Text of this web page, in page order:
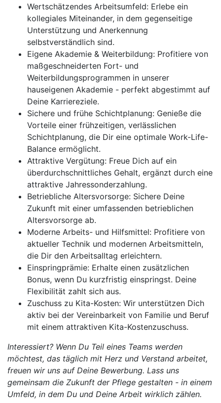
Wertschätzendes Arbeitsumfeld: Erlebe ein
kollegiales Miteinander, in dem gegenseitige
Unterstützung und Anerkennung
selbstverständlich sind.
Eigene Akademie & Weiterbildung: Profitiere von
maßgeschneiderten Fort- und
Weiterbildungsprogrammen in unserer
hauseigenen Akademie - perfekt abgestimmt auf
Deine Karriereziele.
Sichere und frühe Schichtplanung: Genieße die
Vorteile einer frühzeitigen, verlässlichen
Schichtplanung, die Dir eine optimale Work-Life-
Balance ermöglicht.
Attraktive Vergütung: Freue Dich auf ein
überdurchschnittliches Gehalt, ergänzt durch eine
attraktive Jahressonderzahlung.
Betriebliche Altersvorsorge: Sichere Deine
Zukunft mit einer umfassenden betrieblichen
Altersvorsorge ab.
Moderne Arbeits- und Hilfsmittel: Profitiere von
aktueller Technik und modernen Arbeitsmitteln,
die Dir den Arbeitsalltag erleichtern.
Einspringprämie: Erhalte einen zusätzlichen
Bonus, wenn Du kurzfristig einspringst. Deine
Flexibilität zahlt sich aus.
Zuschuss zu Kita-Kosten: Wir unterstützen Dich
aktiv bei der Vereinbarkeit von Familie und Beruf
mit einem attraktiven Kita-Kostenzuschuss.
Interessiert? Wenn Du Teil eines Teams werden
möchtest, das täglich mit Herz und Verstand arbeitet,
freuen wir uns auf Deine Bewerbung. Lass uns
gemeinsam die Zukunft der Pflege gestalten - in einem
Umfeld, in dem Du und Deine Arbeit wirklich zählen.